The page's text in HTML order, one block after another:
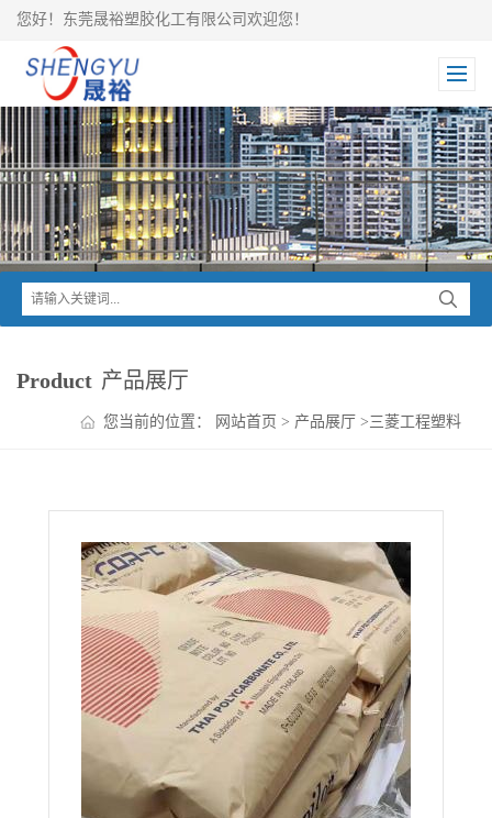
您好！东莞晟裕塑胶化工有限公司欢迎您！
Product 产品展厅
您当前的位置： 网站首页 > 产品展厅 >三菱工程塑料